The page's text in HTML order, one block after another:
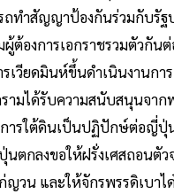
ถทำสัญญาป้องกันร่วมกับรัฐ
ต้องการเอกราชรวมตัวกัน
เวียดมินห์ขึ้นดำเนินงานการ
รามได้รับความสนับสนุนจาก
การใต้ดินเป็นปฏิปักษ์ต่อญี่ปุ่
ตกลงขอให้ฝรั่งเศสถอนตัว
ญวน และให้จักรพรรดิเบาไ